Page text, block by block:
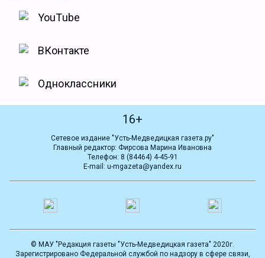
YouTube
ВКонтакте
Одноклассники
16+
Сетевое издание "Усть-Медведицкая газета.ру"
Главный редактор: Фирсова Марина Ивановна
Телефон: 8 (84464) 4-45-91
E-mail: u-mgazeta@yandex.ru
© МАУ "Редакция газеты "Усть-Медведицкая газета" 2020г.
Зарегистрировано Федеральной службой по надзору в сфере связи,